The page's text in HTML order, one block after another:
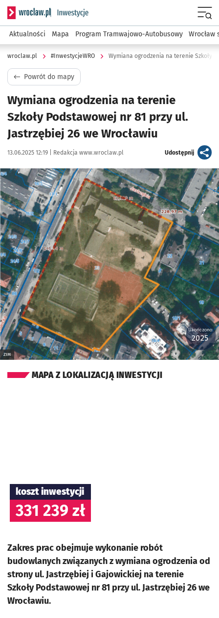
Serwis informacyjny wroclaw.pl podserwis:
Aktualności Mapa Program Tramwajowo-Autobusowy Wrocław
wroclaw.pl #InwestycjeWRO
Powrót do mapy
Wymiana ogrodzenia na terenie
Szkoły Podstawowej nr 81 przy ul.
Jastrzębiej 26 we Wrocławiu
Data publikacji:
13.06.2025 12:19 | Autor:
Redakcja www.wroclaw.pl Udostępnijartykuł
Kliknij, aby powiększyć
ZIM
Ukończono:
2025
MAPA Z LOKALIZACJĄ INWESTYCJI
koszt inwestycji
331 239 zł
Zakres prac obejmuje wykonanie robót
budowlanych związanych z wymiana ogrodzenia od
strony ul. Jastrzębiej i Gajowickiej na terenie
Szkoły Podstawowej nr 81 przy ul. Jastrzębiej 26 we
Wrocławiu.